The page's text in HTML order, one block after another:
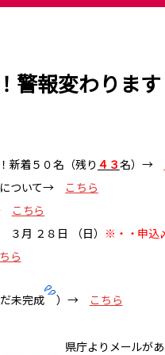
警報変わります
新着５０名（残り ４３名）→
について→ こちら
こちら
月 ２８日 （日）
※・・申込
ら
未完成 ）→ こちら
県庁よりメールがあ